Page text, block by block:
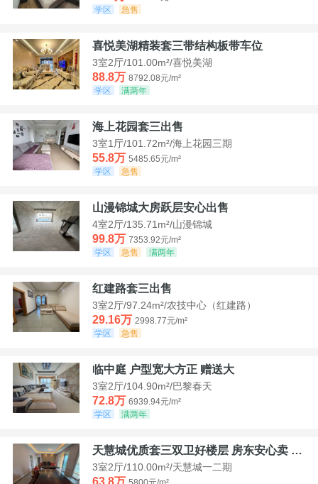
学区
急售
喜悦美湖精装套三带结构板带车位
3室2厅/101.00m²/喜悦美湖
88.8万 8792.08元/m²
学区
满两年
海上花园套三出售
3室1厅/101.72m²/海上花园三期
55.8万 5485.65元/m²
学区
急售
山漫锦城大房跃层安心出售
4室2厅/135.71m²/山漫锦城
99.8万 7353.92元/m²
学区
急售 满两年
红建路套三出售
3室2厅/97.24m²/农技中心（红建路）
29.16万 2998.77元/m²
学区
急售
临中庭 户型宽大方正 赠送大
3室2厅/104.90m²/巴黎春天
72.8万 6939.94元/m²
学区
满两年
天慧城优质套三双卫好楼层 房东安心卖 价格好谈
3室2厅/110.00m²/天慧城一二期
63.8万